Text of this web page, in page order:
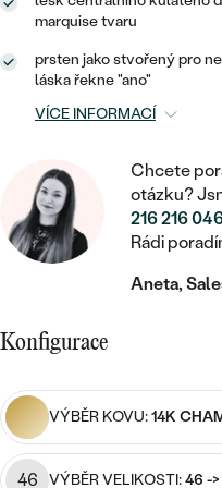
RUČNĚ RYTÉ
S VÝPLNÍ
SVATEBNÍ SETY
DLE CENY
CENOVĚ
ZAČÍT S LAB-
ZAČÍT S
DIAMANT
LAB-GROWN
BAREVNÝ
ČERNÝ DIAMANT
SALT AND
DĚTSKÉ ŠPERKY
BROŽE
DLE MATERIÁLU
ZLATO
PLATINA
DLE KAMENE
S DIAMANTY
DĚTSKÉ
PIERCING
S DIAMANTY
S DRAHOKAMY
S PERLAMI
DLE CENY
CENOVĚ
LUXUSNÍ
MEDAILONKY
ŘETÍZKY
SE ZVÍŘATY
DLE DRAHOKAMU
S DRAHOKAMY
S PERLAMI
DLE CENY
STATEMENT
PEČETNÍ
DLE DRAHOKAMU
S DIAMANTY
S DRAHOKAMY
DLE CENY
marquise tvaru
prsten jako stvořený pro
láska řekne "ano"
VÍCE INFORMACÍ
Chcete
otázku?
216 216
Rádi
Aneta,
Konfigurace
VÝBĚR KOVU:14K
46 VÝBĚR VELIKOSTI:46 -